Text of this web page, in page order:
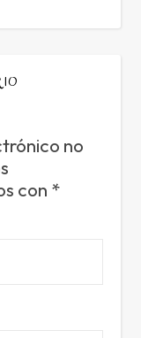
no
con *